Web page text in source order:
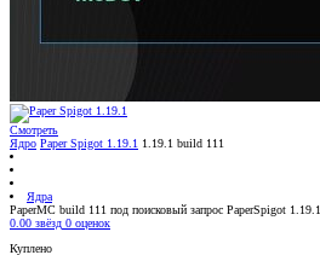
Смотреть
Ядро Paper Spigot 1.19.1 1.19.1 build 111
Ядра
PaperMC build 111 под поисковый запрос PaperSpigot 1.19.1
0.00 звёзд 0 оценок
Куплено